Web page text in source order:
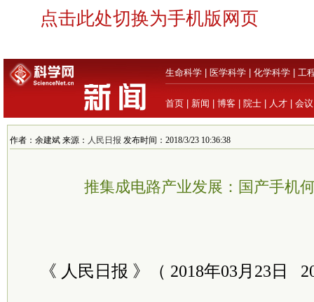
点击此处切换为手机版网页
生命科学 医学科学 化学科学 工
首页 新闻 博客 院士 人才 会议
作者：余建斌 来源： 人民日报 发布时间：2018/3/23 10:36:38
推集成电路产业发展：国产手机
《 人民日报 》（ 2018年03月23日